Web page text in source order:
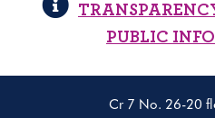
PUBLIC
Cr 7 No. 26-20